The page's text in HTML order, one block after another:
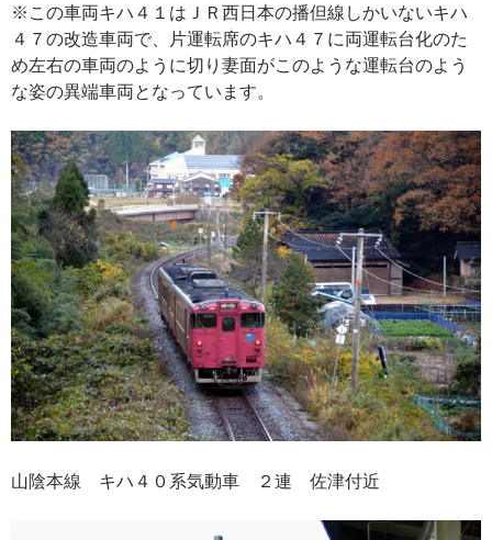
※この車両キハ４１はＪＲ西日本の播但線しかいないキハ
４７の改造車両で、片運転席のキハ４７に両運転台化のた
め左右の車両のように切り妻面がこのような運転台のよう
な姿の異端車両となっています。
山陰本線 キハ４０系気動車 ２連 佐津付近